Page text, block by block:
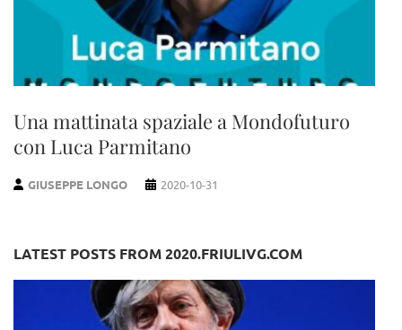
Una mattinata spaziale a Mondofuturo
con Luca Parmitano
GIUSEPPE LONGO 2020-10-31
LATEST POSTS FROM 2020.FRIULIVG.COM